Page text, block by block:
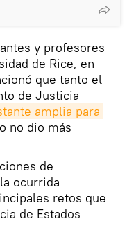
y profesores
de Rice, en
que tanto el
de Justicia
amplia para
no dio más
de
ocurrida
retos que
de Estados